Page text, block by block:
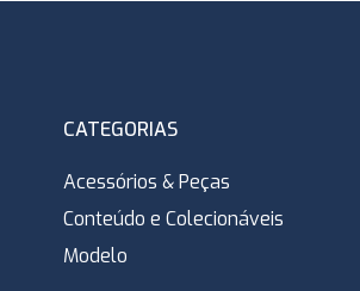
CATEGORIAS
Acessórios & Peças
Conteúdo e Colecionáveis
Modelo